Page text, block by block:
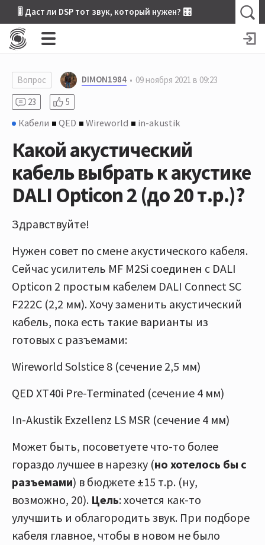
🎚 Даст ли DSP тот звук, который нужен? 🎛
Вопрос DIMON1984
09 ноября 2021 в 09:23
23
5
Кабели QED Wireworld in-akustik
Какой акустический
кабель выбрать к акустике
DALI Opticon 2 (до 20 т.р.)?
Здравствуйте!
Нужен совет по смене акустического кабеля.
Сейчас усилитель MF M2Si соединен с DALI
Opticon 2 простым кабелем DALI Connect SC
F222C (2,2 мм). Хочу заменить акустический
кабель, пока есть такие варианты из
готовых с разъемами:
Wireworld Solstice 8 (сечение 2,5 мм)
QED XT40i Pre-Terminated (сечение 4 мм)
In-Akustik Exzellenz LS MSR (сечение 4 мм)
Может быть, посоветуете что-то более
гораздо лучшее в нарезку (но хотелось бы с
разъемами) в бюджете ±15 т.р. (ну,
возможно, 20). Цель: хочется как-то
улучшить и облагородить звук. При подборе
кабеля главное, чтобы в новом не было